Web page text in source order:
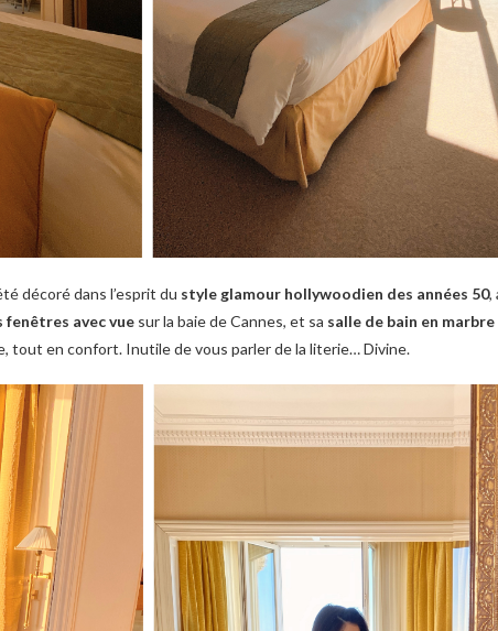
décoré dans l’esprit du style glamour hollywoodien des années 50,
fenêtres avec vue sur la baie de Cannes, et sa salle de bain en
tout en confort. Inutile de vous parler de la literie… Divine.